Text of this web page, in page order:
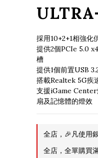
採用10+2+1相強化
提供2個PCIe 5.0
槽
提供1個前置USB
搭載Realtek 5G疾
支援iGame Center
扇及記憶體的燈效
全店，🎉凡使用
全店，全單購買